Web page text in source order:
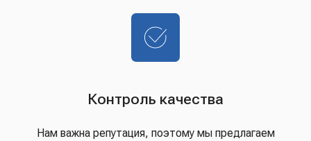
Контроль качества
Нам важна репутация, поэтому мы предлагаем